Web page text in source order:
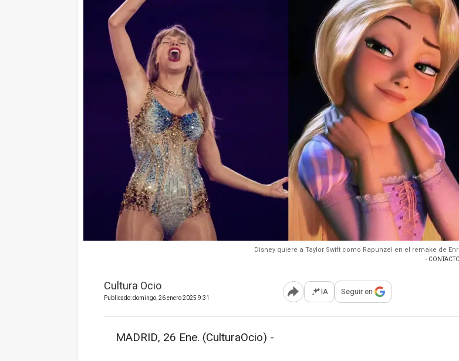
Disney quiere a Taylor Swift como Rapunzel en el remake de
-
Cultura Ocio
Publicado: domingo, 26 enero 2025 9:31 Abrir opciones para compartir
IA Seguir en
MADRID, 26 Ene. (CulturaOcio) -